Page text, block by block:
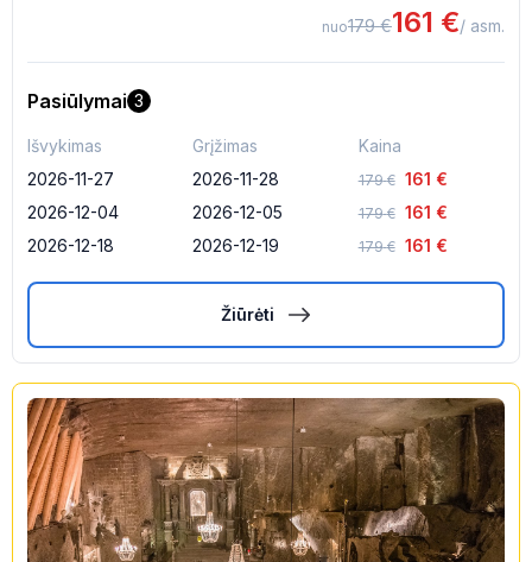
nuo179 €161 €/ asm.
Pasiūlymai 3
Išvykimas Grįžimas
Kaina
2026-11-27
2026-11-28 179 € 161 €
2026-12-04
2026-12-05 179 € 161 €
2026-12-18
2026-12-19 179 € 161 €
Žiūrėti